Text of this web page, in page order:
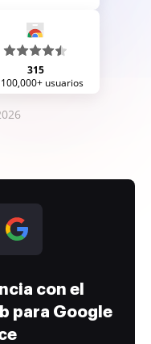
315
100,000+ usuarios
con el
para Google